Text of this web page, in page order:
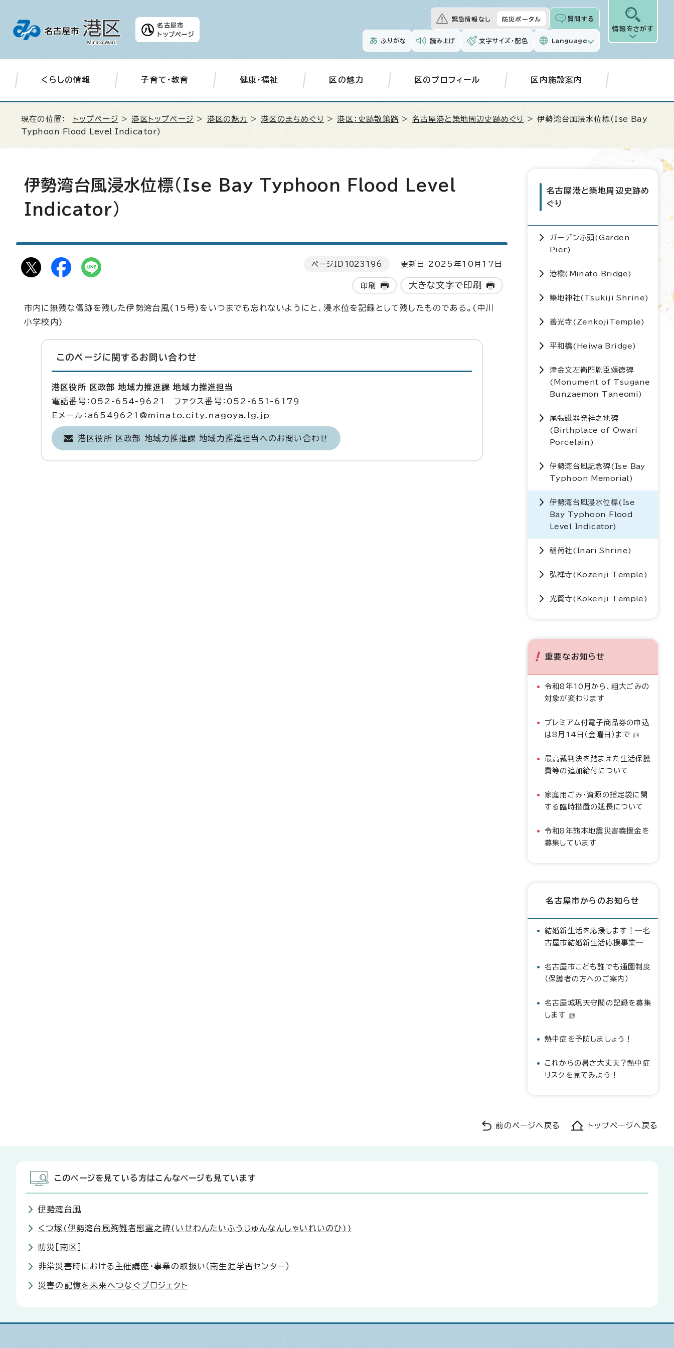
名古屋市
トップページ
緊急情報なし 防災ポータル 質問する
ふりがな 読み上げ 文字サイズ・配色 Language
情報をさがす
くらしの情報 子育て・教育 健康・福祉 区の魅力 区のプロフィール 区内施設案内
現在の位置： トップページ >港区トップページ > 港区の魅力 >港区のまちめぐり >港区：史跡散策路 > 名古屋港と築地周辺史跡めぐり > 伊勢湾台風浸水位標( Ise Bay
Typhoon Flood Level Indicator )
伊勢湾台風浸水位標( Ise Bay Typhoon Flood Level
Indicator)
ページID 1023196 更新日 2025年10月17日
印刷 大きな文字で印刷
市内に無残な傷跡を残した伊勢湾台風(15号)をいつまでも忘れないようにと、浸水位を記録として残したものである。(中川
小学校内)
このページに関する お問い合わせ
港区役所 区政部 地域力推進課 地域力推進担当
電話番号：052-654-9621 ファクス番号：052-651-6179
Eメール：a6549621@minato.city.nagoya.lg.jp
港区役所 区政部 地域力推進課 地域力推進担当へのお問い合わせ
名古屋港と築地周辺史跡め
ぐり
ガーデンふ頭(Garden
Pier)
港橋( Minato Bridge)
築地神社( Tsukiji Shrine)
善光寺( ZenkojiTemple)
平和橋( Heiwa Bridge)
津金文左衛門胤臣頌徳碑
( Monument of Tsugane
Bunzaemon Taneomi )
尾張磁器発祥之地碑
( Birthplace of Owari
Porcelain )
伊勢湾台風記念碑( Ise Bay
Typhoon Memorial )
伊勢湾台風浸水位標( Ise
Bay Typhoon Flood
Level Indicator)
稲荷社( Inari Shrine)
弘禅寺( Kozenji Temple )
光賢寺( Kokenji Temple )
重要なお知らせ
令和8年10月から、粗大ごみの
対象が変わります
プレミアム付電子商品券の申込
は8月14日（金曜日）まで
最高裁判決を踏まえた生活保護
費等の追加給付について
家庭用ごみ・資源の指定袋に関
する臨時措置の延長について
令和8年熊本地震災害義援金を
募集しています
名古屋市からのお知らせ
結婚新生活を応援します！―名
古屋市結婚新生活応援事業―
名古屋市こども誰でも通園制度
（保護者の方へのご案内）
名古屋城現天守閣の記録を募集
します
熱中症を予防しましょう！
これからの暑さ大丈夫？熱中症
リスクを見てみよう！
前のページへ戻る トップページへ戻る
このページを見ている方はこんなページも見ています
伊勢湾台風
くつ塚(伊勢湾台風殉難者慰霊之碑(いせわんたいふうじゅんなんしゃいれいのひ))
防災［南区］
非常災害時における主催講座・事業の取扱い（南生涯学習センター）
災害の記憶を未来へつなぐプロジェクト